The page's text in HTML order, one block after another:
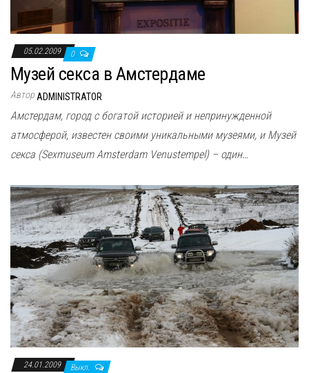
05.02.2009 0
Музей секса в Амстердаме
АвторADMINISTRATOR
Амстердам, город с богатой историей и непринужденной
атмосферой, известен своими уникальными музеями, и Музей
секса (Sexmuseum Amsterdam Venustempel) – один…
24.01.2009 Выкл.